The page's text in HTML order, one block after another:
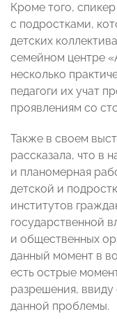
Кроме того,
с подростками,
детских
семейном центре
несколько
педагоги их учат
проявлениям со
Также в своем
рассказала, что в
и планомерная
детской и
институтов
государственной
и общественных
данный момент в
есть острые
разрешения,
данной проблемы.